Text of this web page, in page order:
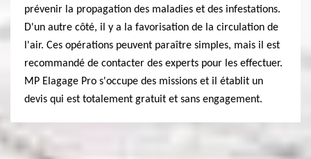
prévenir la propagation des maladies et des infestations.
D'un autre côté, il y a la favorisation de la circulation de
l'air. Ces opérations peuvent paraître simples, mais il est
recommandé de contacter des experts pour les effectuer.
MP Elagage Pro s'occupe des missions et il établit un
devis qui est totalement gratuit et sans engagement.